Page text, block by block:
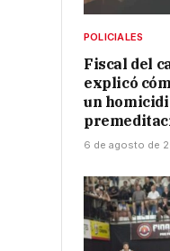
POLICIALES
Fiscal del
explicó
un
6 de agosto de